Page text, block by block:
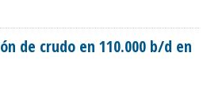
de crudo en 110.000 b/d en